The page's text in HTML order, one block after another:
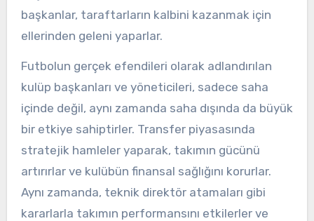
başkanlar, taraftarların kalbini kazanmak için
ellerinden geleni yaparlar.
Futbolun gerçek efendileri olarak adlandırılan
kulüp başkanları ve yöneticileri, sadece saha
içinde değil, aynı zamanda saha dışında da büyük
bir etkiye sahiptirler. Transfer piyasasında
stratejik hamleler yaparak, takımın gücünü
artırırlar ve kulübün finansal sağlığını korurlar.
Aynı zamanda, teknik direktör atamaları gibi
kararlarla takımın performansını etkilerler ve